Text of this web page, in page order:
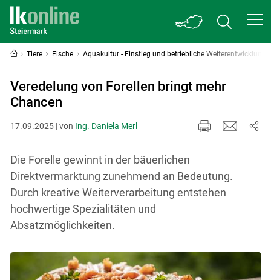
Tiere Fische Aquakultur - Einstieg und betriebliche Weiterentwicklung
Veredelung von Forellen bringt mehr
Chancen
17.09.2025 | von Ing. Daniela Merl
Die Forelle gewinnt in der bäuerlichen
Direktvermarktung zunehmend an Bedeutung.
Durch kreative Weiterverarbeitung entstehen
hochwertige Spezialitäten und
Absatzmöglichkeiten.